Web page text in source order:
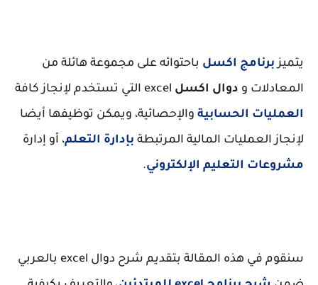
يتميزبرنامج اكسل باحتوائه على مجموعة هائلة من
المعادلات و دوال اكسل
العمليات الحسابية والإحصائية، ويمكن توظيفها أيضا
لإنجاز العمليات المالية المرتبطة بإدارة التعلم، أو إدارة
مشروعات التعليم الإلكتروني.
سنقوم في هذه المقالة بتقديم شرح دوال excel بالعربي